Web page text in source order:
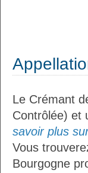
Le Crémant
Contrôlée) et
savoir plus
Vous
Bourgogne